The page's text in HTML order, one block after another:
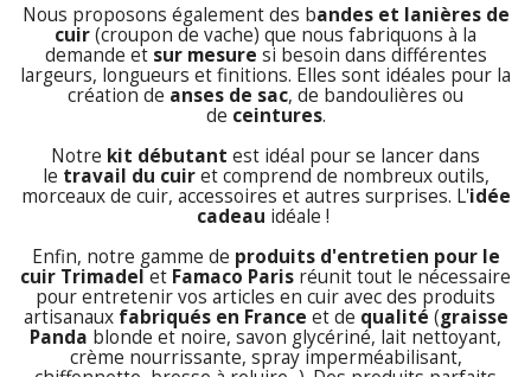
Nous proposons également des bandes et lanières de
cuir(croupon de vache) que nous fabriquons à la
demande et sur mesure si besoin dans différentes
largeurs, longueurs et finitions. Elles sont idéales pour la
création de anses de sac, de bandoulières ou
de ceintures.
Notre kit débutant est idéal pour se lancer dans
le travail du cuiret comprend de nombreux outils,
morceaux de cuir, accessoires et autres surprises. L'idée
cadeau idéale !
Enfin, notre gamme de produits d'entretien pour le
cuir Trimadelet Famaco Paris réunit tout le nécessaire
pour entretenir vos articles en cuir avec des produits
artisanaux fabriqués en France et de qualité (graisse
Panda blonde et noire, savon glycériné, lait nettoyant,
crème nourrissante, spray imperméabilisant,